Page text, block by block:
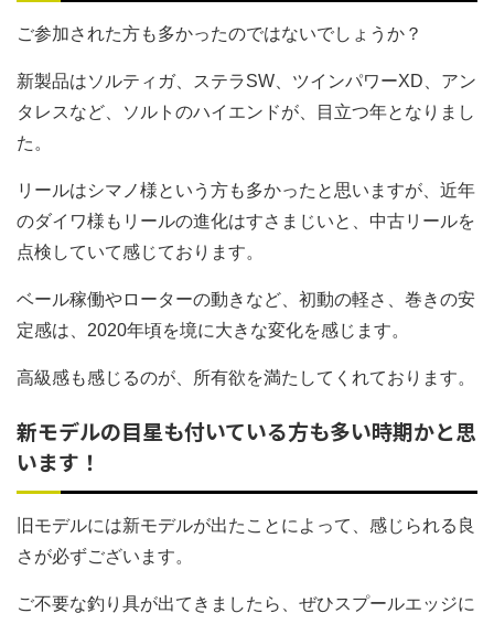
ご参加された方も多かったのではないでしょうか？
新製品はソルティガ、ステラSW、ツインパワーXD、アン
タレスなど、ソルトのハイエンドが、目立つ年となりまし
た。
リールはシマノ様という方も多かったと思いますが、近年
のダイワ様もリールの進化はすさまじいと、中古リールを
点検していて感じております。
ベール稼働やローターの動きなど、初動の軽さ、巻きの安
定感は、2020年頃を境に大きな変化を感じます。
高級感も感じるのが、所有欲を満たしてくれております。
新モデルの目星も付いている方も多い時期かと思
います！
旧モデルには新モデルが出たことによって、感じられる良
さが必ずございます。
ご不要な釣り具が出てきましたら、ぜひスプールエッジに